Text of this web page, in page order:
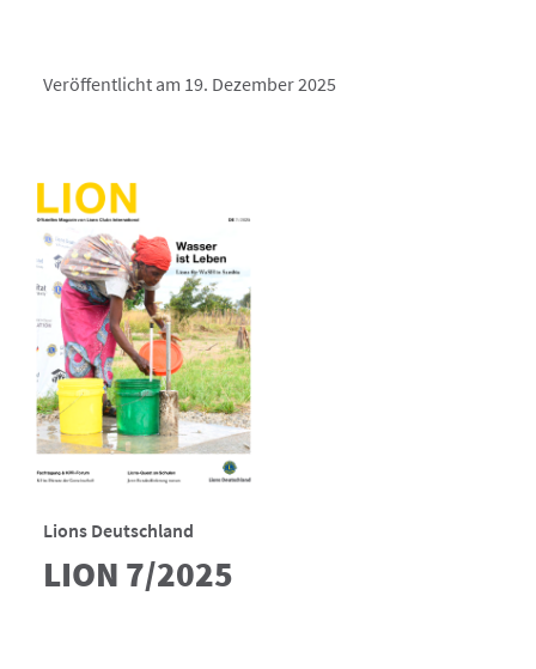
Veröffentlicht am 19. Dezember 2025
Lions Deutschland
LION 7/2025